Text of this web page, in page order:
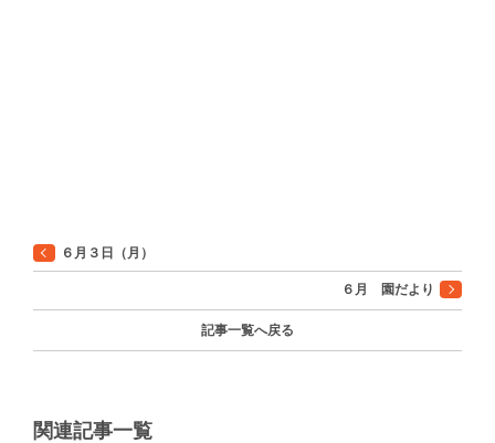
６月３日（月）
６月 園だより
記事一覧へ戻る
関連記事一覧